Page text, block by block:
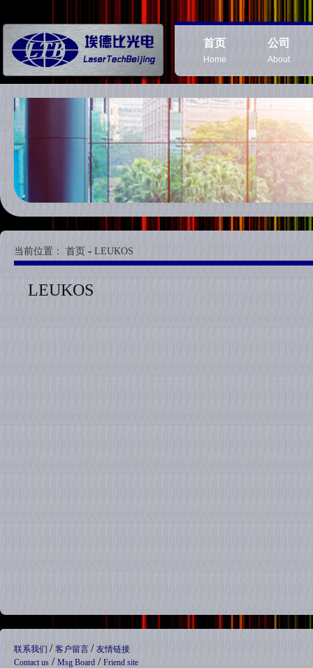
首页
Home
公司
About
当前位置： 首页 - LEUKOS
LEUKOS
联系我们 / 客户留言 / 友情链接
Contact us / Msg Board / Friend site